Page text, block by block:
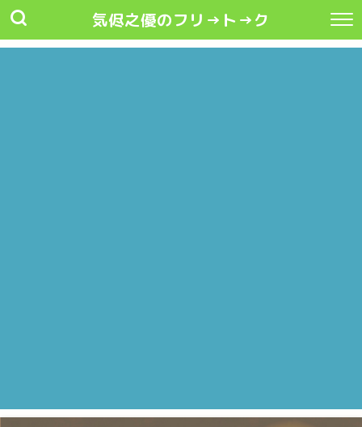
気侭之優のフリ→ト→ク